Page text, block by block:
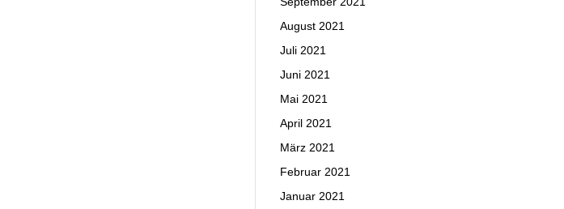
August 2021
Juli 2021
Juni 2021
Mai 2021
April 2021
März 2021
Februar 2021
Januar 2021